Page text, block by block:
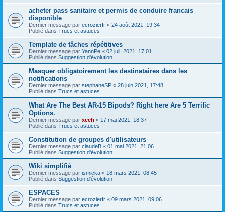
acheter pass sanitaire et permis de conduire francais
disponible
Dernier message par ecrozierfr « 24 août 2021, 19:34
Publié dans Trucs et astuces
Template de tâches répétitives
Dernier message par YannPe « 02 juil. 2021, 17:01
Publié dans Suggestion d'évolution
Masquer obligatoirement les destinataires dans les
notifications
Dernier message par stephaneSP « 28 juin 2021, 17:48
Publié dans Trucs et astuces
What Are The Best AR-15 Bipods? Right here Are 5 Terrific
Options.
Dernier message par xech « 17 mai 2021, 18:37
Publié dans Trucs et astuces
Constitution de groupes d'utilisateurs
Dernier message par claudeB « 01 mai 2021, 21:06
Publié dans Suggestion d'évolution
Wiki simplifié
Dernier message par ismicka « 18 mars 2021, 08:45
Publié dans Suggestion d'évolution
ESPACES
Dernier message par ecrozierfr « 09 mars 2021, 09:06
Publié dans Trucs et astuces